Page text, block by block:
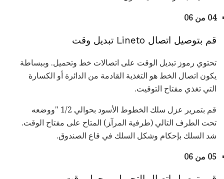
04 من 06
قم بتوصيل اتصال Lineto تبديل وقت
تحتوي رموز تبديل الوقت على اتصالات خط وتحميل. وببساطة
يكون اتصال الخط هو التغذية القادمة من الدائرة أو الكسارة
التي تغذي مفتاح التوقيت.
ﻗﻢ ﺑﺘﻤﺮﻳﺮ ﻋﺰل ﺳﻠﻚ اﻟﺨﻄﻮط اﻷﺳﻮد ﺑﺤﻮاﻟﻲ 1/2 "ووﺿﻌﻪ
ﺗﺤﺖ اﻟﻄﺮف اﻟﺘﺎﻟﻲ (ﻃﺮﻓﻴﺔ اﻟﻤﺮآﺰ) اﻟﻤﺘﺎح ﻋﻠﻰ ﻣﻔﺘﺎح اﻟﻮﻗﺖ.
شد السلك بإحكام وشكل السلك في قاع الصندوق.
05 من 06